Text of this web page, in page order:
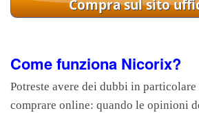
Come funziona Nicorix?
Potreste avere dei dubbi in
comprare online: quando le opinioni